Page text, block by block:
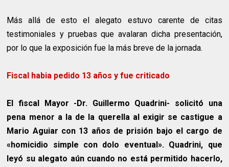
Más allá de esto el alegato estuvo carente de citas
testimoniales y pruebas que avalaran dicha presentación,
por lo que la exposición fue la más breve de la jornada.
Fiscal habia pedido 13 años y fue criticado
El fiscal Mayor -Dr. Guillermo Quadrini- solicitó una
pena menor a la de la querella al exigir se castigue a
Mario Aguiar con 13 años de prisión bajo el cargo de
«homicidio simple con dolo eventual». Quadrini, que
leyó su alegato aún cuando no está permitido hacerlo,